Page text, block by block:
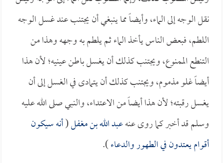
نقل الوجه إلى الماء، وأيضاً مما ينبغي أن يجتنب عند غسل الوجه
اللطم، فبعض الناس يأخذ الماء ثم يلطم به وجهه وهذا من
التنطع الممنوع، ويجتنب كذلك أن يغسل باطن عينيه؛ لأن هذا
أيضاً غلو مذموم، ويجتنب كذلك أن يتمادى في الغسل إلى أن
يغسل رقبته؛ لأن هذا أيضاً من الاعتداء، والنبي صلى الله عليه
وسلم قد أخبر كما روى عنهعبد الله بن مغفل(أنه سيكون
أقوام يعتدون في الطهور والدعاء).